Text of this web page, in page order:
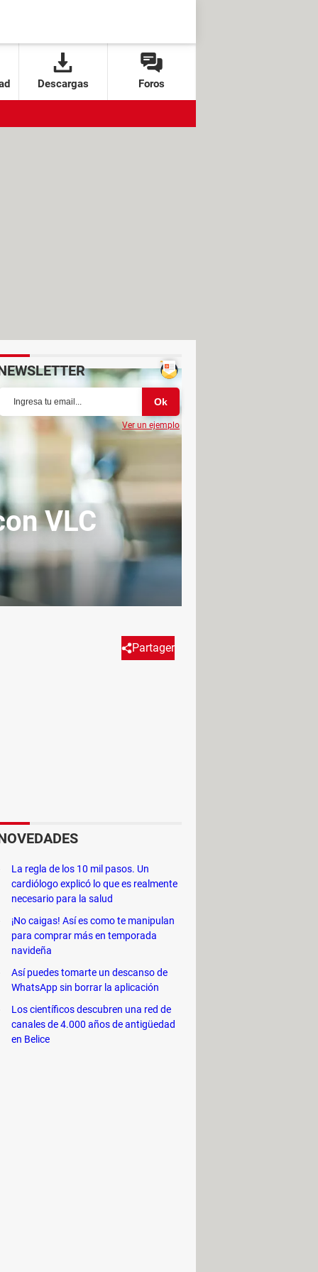
Descargas Foros
VLC
Partager
con VLC es posible
programa VLC descargado
ve a la pestaña
Ver un ejemplo
La regla de los 10 mil pasos. Un
cardiólogo explicó lo que es realmente
necesario para la salud
¡No caigas! Así es como te manipulan
para comprar más en temporada
navideña
Así puedes tomarte un descanso de
WhatsApp sin borrar la aplicación
Los científicos descubren una red de
canales de 4.000 años de antigüedad
en Belice